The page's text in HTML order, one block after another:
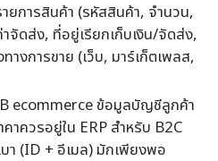
ยการสินค้า (รหัสสินค้า, จำนวน,
จัดส่ง, ที่อยู่เรียกเก็บเงิน/จัดส่ง,
างการขาย (เว็บ, มาร์เก็ตเพลส,
ecommerce ข้อมูลบัญชีลูกค้า
าควรอยู่ใน ERP สำหรับ B2C
า (ID + อีเมล) มักเพียงพอ